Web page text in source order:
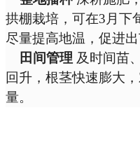
拱棚栽培，可在3 月下
尽量提高地温，促进出
田间管理 及时间苗
回升，根茎快速膨大
量。